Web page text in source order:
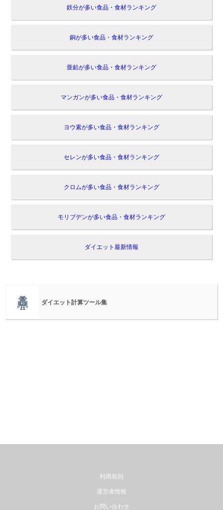
鉄分が多い食品・食材ランキング
銅が多い食品・食材ランキング
亜鉛が多い食品・食材ランキング
マンガンが多い食品・食材ランキング
ヨウ素が多い食品・食材ランキング
セレンが多い食品・食材ランキング
クロムが多い食品・食材ランキング
モリブデンが多い食品・食材ランキング
ダイエット最新情報
ダイエット計算ツール集
利用規則
運営者情報
お問い合わせ